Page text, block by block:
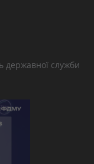
державної служби